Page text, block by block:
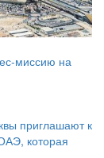
миссию на
приглашают к
которая